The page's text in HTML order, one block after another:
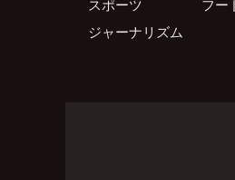
スポーツ
フー
ジャーナリズム